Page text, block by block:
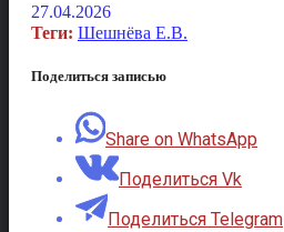
27.04.2026
Теги: Шешнёва Е.В.
Поделиться записью
Share on WhatsApp
Поделиться Vk
Поделиться Telegram